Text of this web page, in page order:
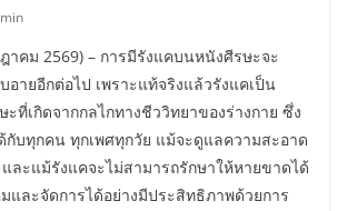
าคม 2569) – การมีรังแคบนหนังศีรษะจะ
อายอีกต่อไป เพราะแท้จริงแล้วรังแคเป็น
ที่เกิดจากกลไกทางชีววิทยาของร่างกาย ซึ่ง
กับทุกคน ทุกเพศทุกวัย แม้จะดูแลความสะอาด
ละแม้รังแคจะไม่สามารถรักษาให้หายขาดได้
และจัดการได้อย่างมีประสิทธิภาพด้วยการ